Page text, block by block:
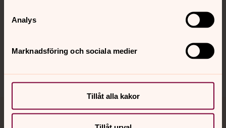
Analys
Marknadsföring och sociala medier
Tillåt alla kakor